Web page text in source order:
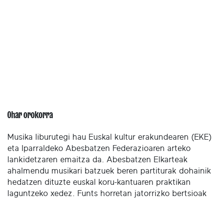
Ohar orokorra
Musika liburutegi hau Euskal kultur erakundearen (EKE)
eta Iparraldeko Abesbatzen Federazioaren arteko
lankidetzaren emaitza da. Abesbatzen Elkarteak
ahalmendu musikari batzuek beren partiturak dohainik
hedatzen dituzte euskal koru-kantuaren praktikan
laguntzeko xedez. Funts horretan jatorrizko bertsioak